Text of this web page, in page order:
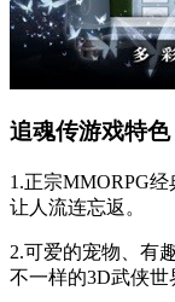
追魂传游戏特色
1.正宗MMORPG
让人流连忘返。
2.可爱的宠物、有
不一样的3D武侠世